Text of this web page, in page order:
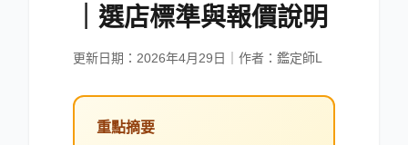
｜選店標準與報價說明
更新日期：2026年4月29日｜作者：鑑定師L
重點摘要